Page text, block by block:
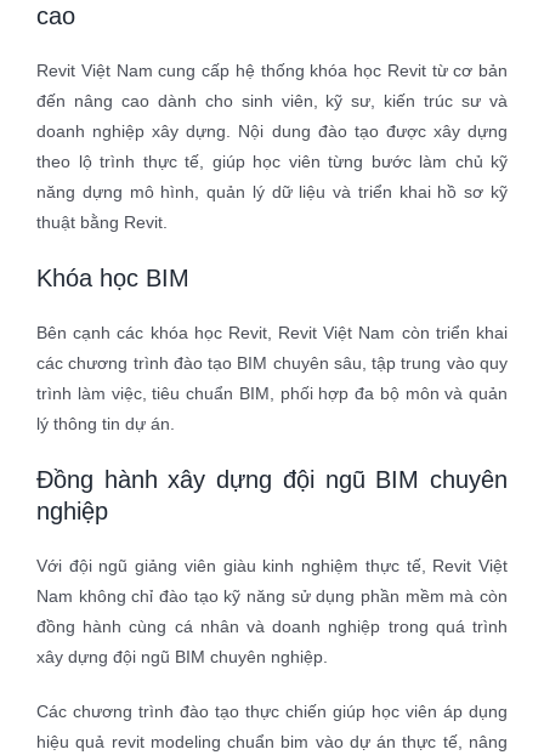
cao
Revit Việt Nam cung cấp hệ thống khóa học Revit từ cơ bản
đến nâng cao dành cho sinh viên, kỹ sư, kiến trúc sư và
doanh nghiệp xây dựng. Nội dung đào tạo được xây dựng
theo lộ trình thực tế, giúp học viên từng bước làm chủ kỹ
năng dựng mô hình, quản lý dữ liệu và triển khai hồ sơ kỹ
thuật bằng Revit.
Khóa học BIM
Bên cạnh các khóa học Revit, Revit Việt Nam còn triển khai
các chương trình đào tạo BIM chuyên sâu, tập trung vào quy
trình làm việc, tiêu chuẩn BIM, phối hợp đa bộ môn và quản
lý thông tin dự án.
Đồng hành xây dựng đội ngũ BIM chuyên
nghiệp
Với đội ngũ giảng viên giàu kinh nghiệm thực tế, Revit Việt
Nam không chỉ đào tạo kỹ năng sử dụng phần mềm mà còn
đồng hành cùng cá nhân và doanh nghiệp trong quá trình
xây dựng đội ngũ BIM chuyên nghiệp.
Các chương trình đào tạo thực chiến giúp học viên áp dụng
hiệu quả revit modeling chuẩn bim vào dự án thực tế, nâng